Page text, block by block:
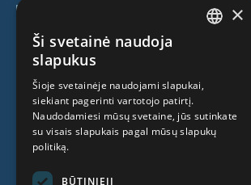
Kamieninių ląstelių centras
Kas mes esame
Specialistai
Kainos
LITHUANIAN
×
Ši svetainė naudoja
slapukus
Šioje svetainėje naudojami slapukai,
siekiant pagerinti vartotojo patirtį.
Naudodamiesi mūsų svetaine, jūs sutinkate
su visais slapukais pagal mūsų slapukų
politiką.
BŪTINIEJI